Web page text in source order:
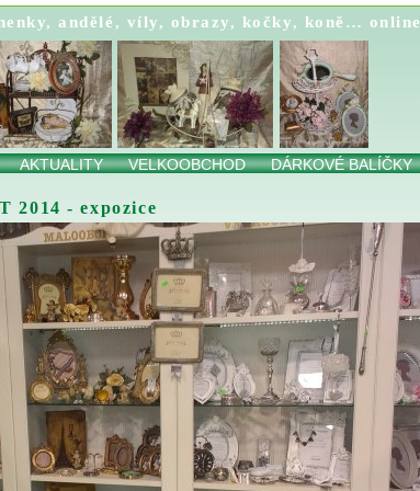
,andělé , víly, obrazy, kočky, koně… online
AKTUALITY VELKOOBCHOD DÁRKOVÉ BALÍČKY
2014 - expozice